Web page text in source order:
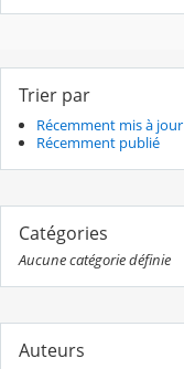
Trier par
Récemment mis à jour
Récemment publié
Catégories
Aucune catégorie définie
Auteurs